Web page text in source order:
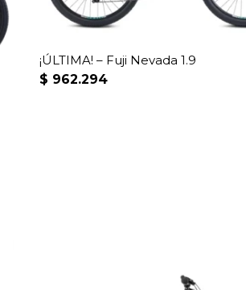
¡ÚLTIMA! – Fuji Nevada 1.9
$ 962.294